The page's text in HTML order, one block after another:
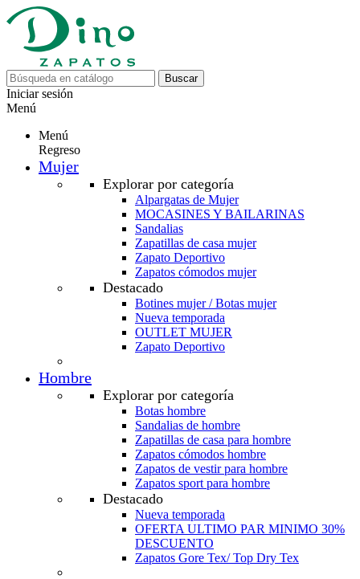
Buscar
Iniciar sesión
Menú
Menú
Regreso
Mujer
Explorar por categoría
Alpargatas de Mujer
MOCASINES Y BAILARINAS
Sandalias
Zapatillas de casa mujer
Zapato Deportivo
Zapatos cómodos mujer
Destacado
Botines mujer / Botas mujer
Nueva temporada
OUTLET MUJER
Zapato Deportivo
Hombre
Explorar por categoría
Botas hombre
Sandalias de hombre
Zapatillas de casa para hombre
Zapatos cómodos hombre
Zapatos de vestir para hombre
Zapatos sport para hombre
Destacado
Nueva temporada
OFERTA ULTIMO PAR MINIMO 30%
DESCUENTO
Zapatos Gore Tex/ Top Dry Tex